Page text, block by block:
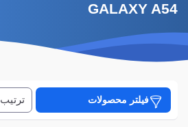
GALAXY A54
فیلتر براساس رنگ
فیلتر محصولات ترتیب